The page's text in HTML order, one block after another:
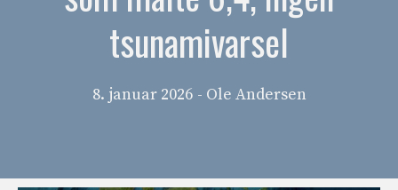
tsunamivarsel
8. januar 2026 - Ole Andersen